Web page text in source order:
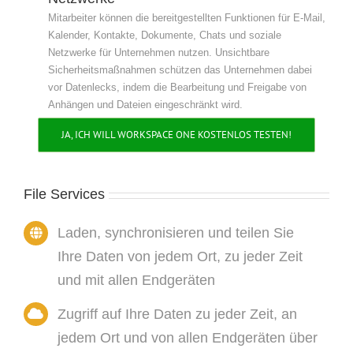
Mitarbeiter können die bereitgestellten Funktionen für E-Mail,
Kalender, Kontakte, Dokumente, Chats und soziale
Netzwerke für Unternehmen nutzen. Unsichtbare
Sicherheitsmaßnahmen schützen das Unternehmen dabei
vor Datenlecks, indem die Bearbeitung und Freigabe von
Anhängen und Dateien eingeschränkt wird.
JA, ICH WILL WORKSPACE ONE KOSTENLOS TESTEN!
File Services
Laden, synchronisieren und teilen Sie
Ihre Daten von jedem Ort, zu jeder Zeit
und mit allen Endgeräten
Zugriff auf Ihre Daten zu jeder Zeit, an
jedem Ort und von allen Endgeräten über